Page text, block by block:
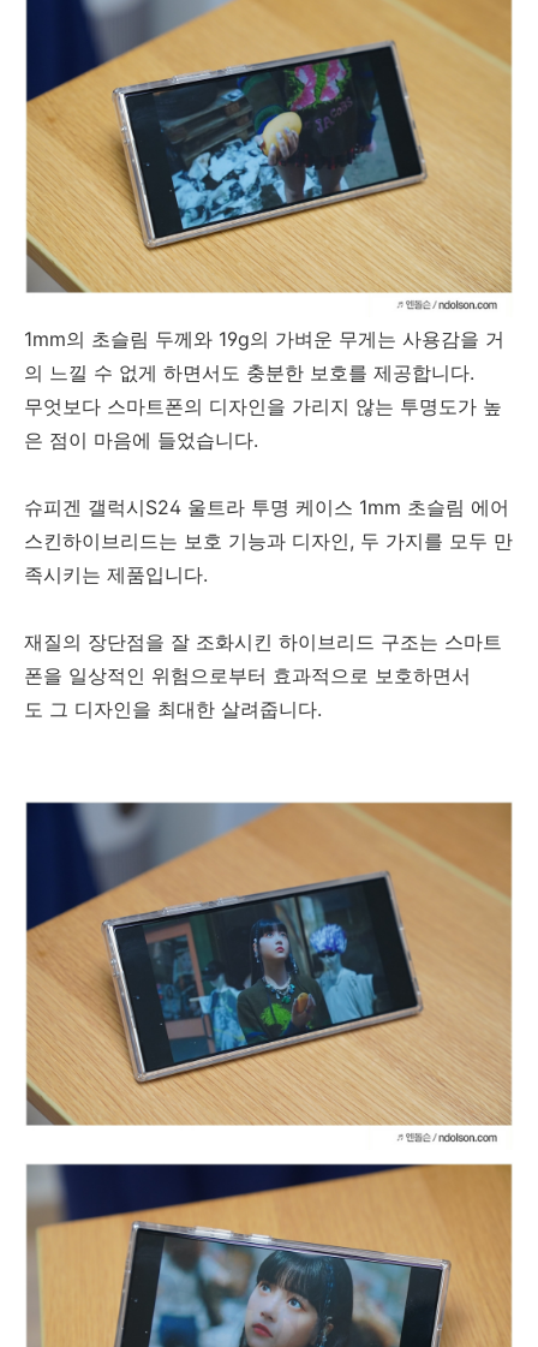
1mm의 초슬림 두께와 19g의 가벼운 무게는 사용감을 거
의 느낄 수 없게 하면서도 충분한 보호를 제공합니다.
무엇보다 스마트폰의 디자인을 가리지 않는 투명도가 높
은 점이 마음에 들었습니다.
슈피겐 갤럭시S24 울트라 투명 케이스 1mm 초슬림 에어
스킨하이브리드는 보호 기능과 디자인, 두 가지를 모두 만
족시키는 제품입니다.
재질의 장단점을 잘 조화시킨 하이브리드 구조는 스마트
폰을 일상적인 위험으로부터 효과적으로 보호하면서
도 그 디자인을 최대한 살려줍니다.